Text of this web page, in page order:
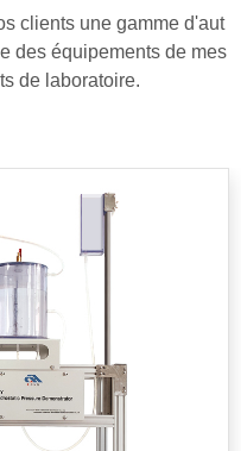
clients une gamme d'aut
des équipements de mes
de laboratoire.